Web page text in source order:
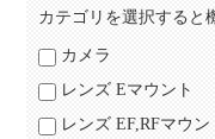
カテゴリを選択すると
カメラ
レンズ Eマウント
レンズ EF,RFマウン